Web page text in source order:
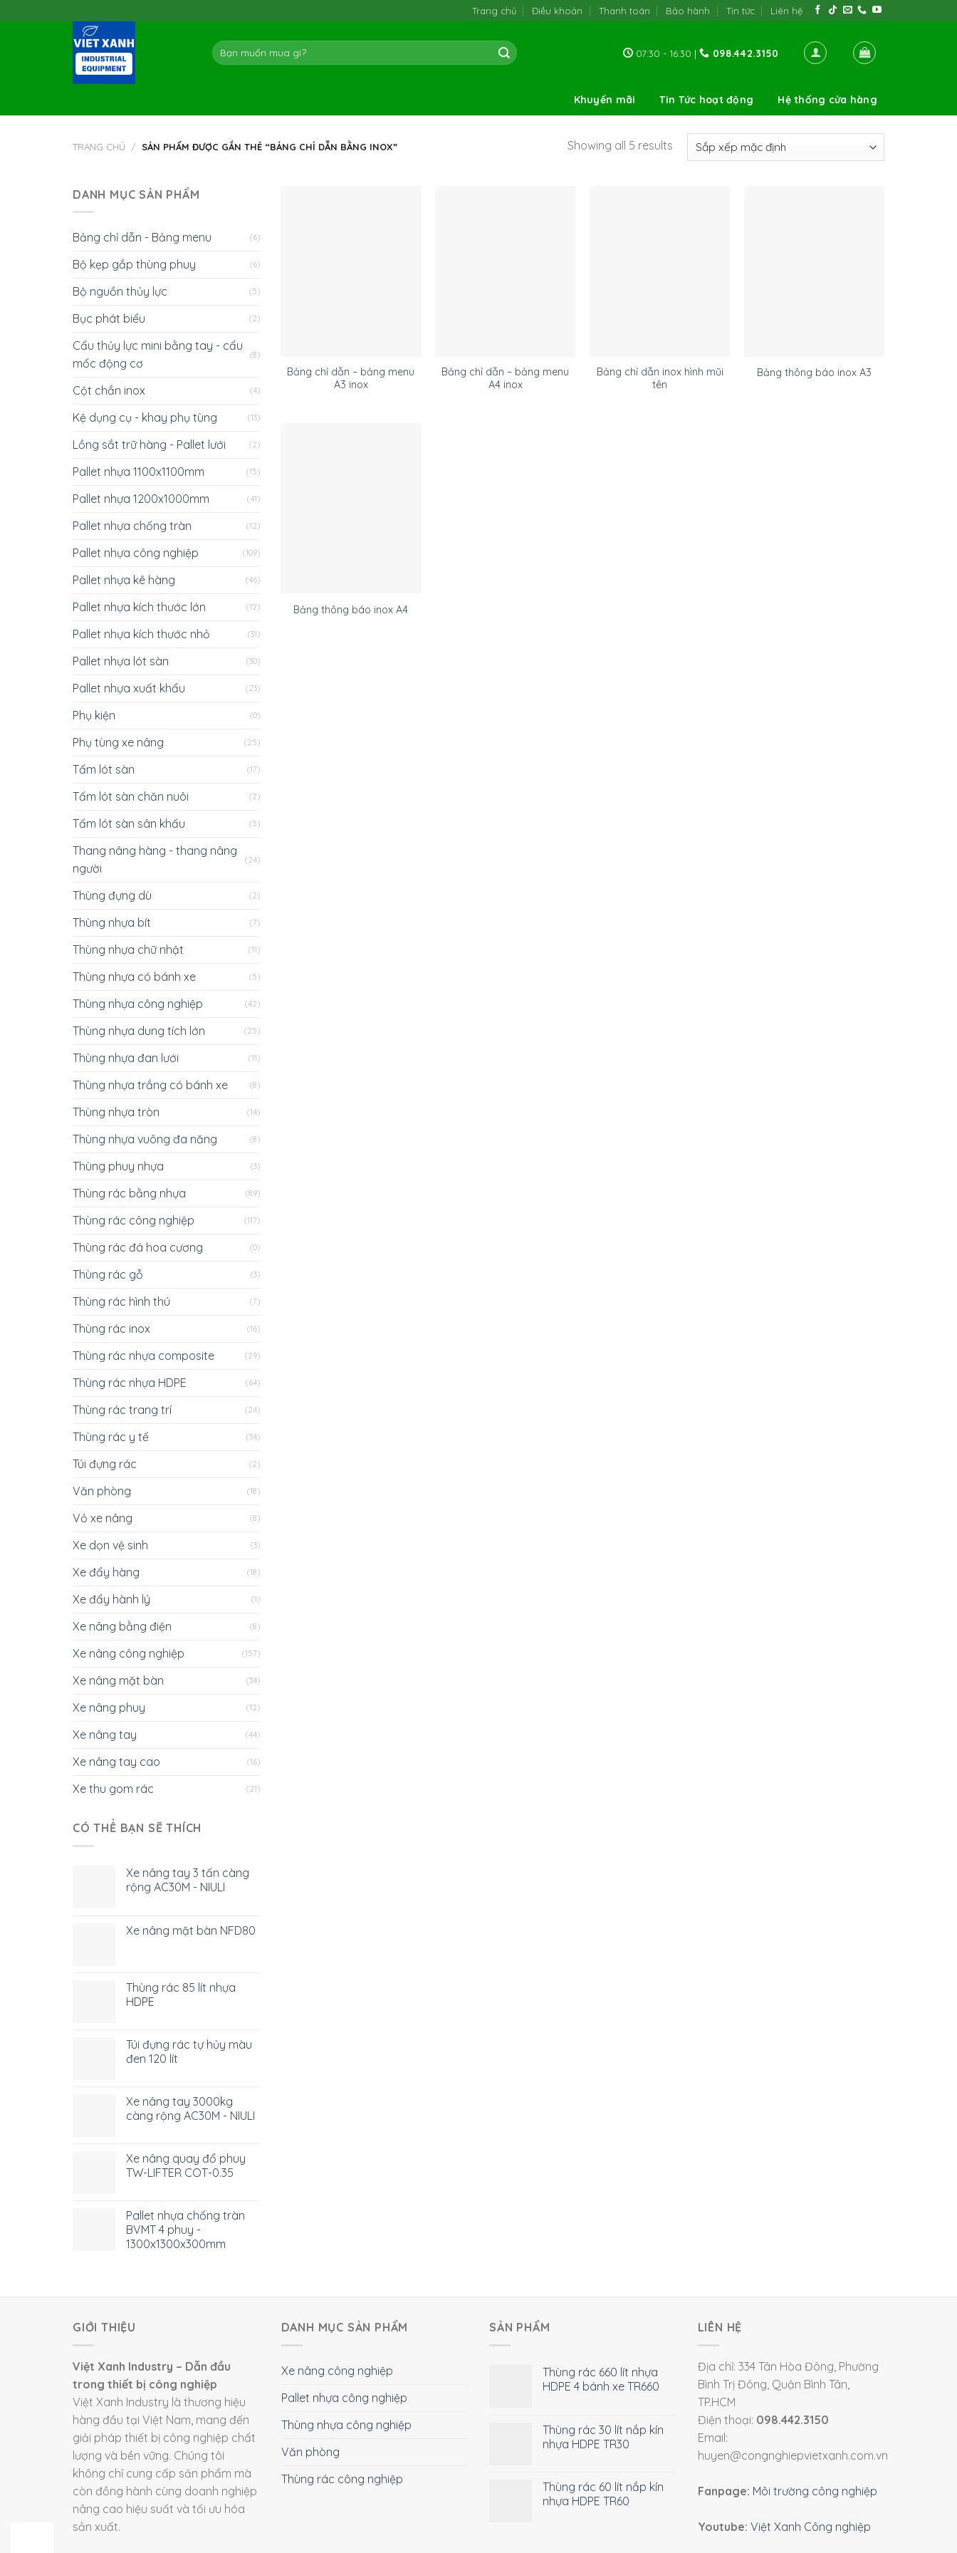
to
Trang chủ Điều khoản Thanh toán Bảo hành Tin tức Liên hệ
Tìm
kiếm:
07:30 - 16:30 | 098.442.3150
Khuyến mãi Tin Tức hoạt động Hệ thống cửa hàng
TRANG CHỦ / SẢN PHẨM ĐƯỢC GẮN THẺ “BẢNG CHỈ DẪN BẰNG INOX” Showing all 5 results
DANH MỤC SẢN PHẨM
Bảng chỉ dẫn - Bảng menu (6)
Bộ kẹp gắp thùng phuy (6)
Bộ nguồn thủy lực (5)
Bục phát biểu (2)
Cẩu thủy lực mini bằng tay - cẩu
mốc động cơ
(8)
Cột chắn inox (4)
Kệ dụng cụ - khay phụ tùng (13)
Lồng sắt trữ hàng - Pallet lưới (2)
Pallet nhựa 1100x1100mm (15)
Pallet nhựa 1200x1000mm (41)
Pallet nhựa chống tràn (12)
Pallet nhựa công nghiệp (109)
Pallet nhựa kê hàng (46)
Pallet nhựa kích thước lớn (12)
Pallet nhựa kích thước nhỏ (31)
Pallet nhựa lót sàn (30)
Pallet nhựa xuất khẩu (23)
Phụ kiện (0)
Phụ tùng xe nâng (25)
Tấm lót sàn (17)
Tấm lót sàn chăn nuôi (2)
Tấm lót sàn sân khấu (5)
Thang nâng hàng - thang nâng
người
(24)
Thùng đựng dù (2)
Thùng nhựa bít (7)
Thùng nhựa chữ nhật (11)
Thùng nhựa có bánh xe (5)
Thùng nhựa công nghiệp (42)
Thùng nhựa dung tích lớn (25)
Thùng nhựa đan lưới (11)
Thùng nhựa trắng có bánh xe (8)
Thùng nhựa tròn (14)
Thùng nhựa vuông đa năng (8)
Thùng phuy nhựa (3)
Thùng rác bằng nhựa (89)
Thùng rác công nghiệp (117)
Thùng rác đá hoa cương (0)
Thùng rác gỗ (3)
Thùng rác hình thú (7)
Thùng rác inox (16)
Thùng rác nhựa composite (29)
Thùng rác nhựa HDPE (64)
Thùng rác trang trí (24)
Thùng rác y tế (34)
Túi đựng rác (2)
Văn phòng (18)
Vỏ xe nâng (8)
Xe dọn vệ sinh (3)
Xe đẩy hàng (18)
Xe đẩy hành lý (1)
Xe nâng bằng điện (8)
Xe nâng công nghiệp (157)
Xe nâng mặt bàn (34)
Xe nâng phuy (12)
Xe nâng tay (44)
Xe nâng tay cao (16)
Xe thu gom rác (21)
CÓ THỂ BẠN SẼ THÍCH
Xe nâng tay 3 tấn càng
rộng AC30M - NIULI
Xe nâng mặt bàn NFD80
Thùng rác 85 lít nhựa
HDPE
Túi đựng rác tự hủy màu
đen 120 lít
Xe nâng tay 3000kg
càng rộng AC30M - NIULI
Xe nâng quay đổ phuy
TW-LIFTER COT-0.35
Pallet nhựa chống tràn
BVMT 4 phuy -
1300x1300x300mm
Bảng chỉ dẫn – bảng menu
A3 inox
Bảng chỉ dẫn – bảng menu
A4 inox
Bảng chỉ dẫn inox hình mũi
tên
Bảng thông báo inox A3
Bảng thông báo inox A4
GIỚI THIỆU
Việt Xanh Industry – Dẫn đầu
trong thiết bị công nghiệp
Việt Xanh Industry là thương hiệu
hàng đầu tại Việt Nam, mang đến
giải pháp thiết bị công nghiệp chất
lượng và bền vững. Chúng tôi
không chỉ cung cấp sản phẩm mà
còn đồng hành cùng doanh nghiệp
nâng cao hiệu suất và tối ưu hóa
sản xuất.
DANH MỤC SẢN PHẨM
Xe nâng công nghiệp
Pallet nhựa công nghiệp
Thùng nhựa công nghiệp
Văn phòng
Thùng rác công nghiệp
SẢN PHẨM
Thùng rác 660 lít nhựa
HDPE 4 bánh xe TR660
Thùng rác 30 lít nắp kín
nhựa HDPE TR30
Thùng rác 60 lít nắp kín
nhựa HDPE TR60
LIÊN HỆ
Địa chỉ: 334 Tân Hòa Đông, Phường
Bình Trị Đông, Quận Bình Tân,
TP.HCM
Điện thoại: 098.442.3150
Email:
huyen@congnghiepvietxanh.com.vn
Fanpage: Môi trường công nghiệp
Youtube: Việt Xanh Công nghiệp